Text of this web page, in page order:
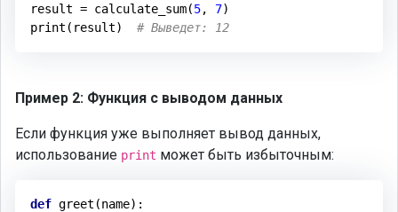
result = calculate_sum(5, 7)
print(result) # Выведет: 12
Пример 2: Функция с выводом данных
Если функция уже выполняет вывод данных,
использование print может быть избыточным:
def greet (name) :